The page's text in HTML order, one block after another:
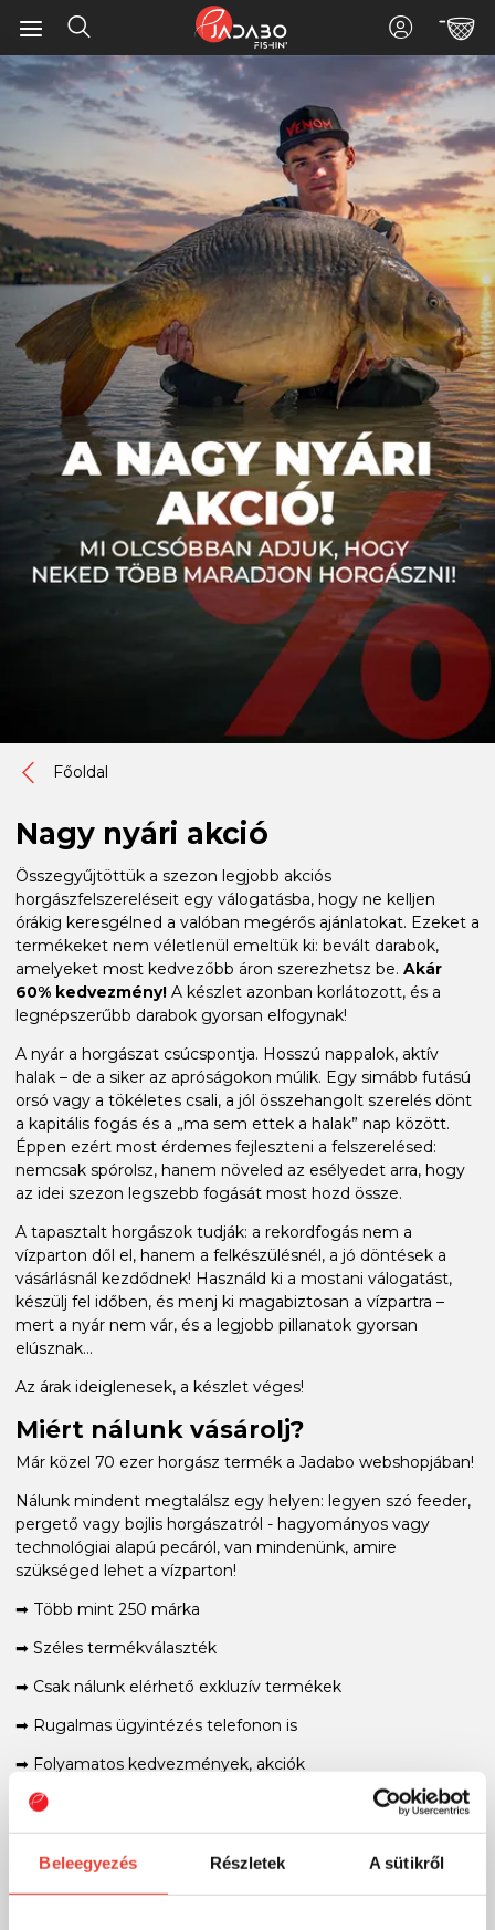
Beleegyezés Részletek A sütikről
Főoldal
Nagy nyári akció
Összegyűjtöttük a szezon legjobb akciós
horgászfelszereléseit egy válogatásba, hogy ne kelljen
órákig keresgélned a valóban megérős ajánlatokat. Ezeket a
termékeket nem véletlenül emeltük ki: bevált darabok,
amelyeket most kedvezőbb áron szerezhetsz be. Akár
60% kedvezmény! A készlet azonban korlátozott, és a
legnépszerűbb darabok gyorsan elfogynak!
A nyár a horgászat csúcspontja. Hosszú nappalok, aktív
halak – de a siker az apróságokon múlik. Egy simább futású
orsó vagy a tökéletes csali, a jól összehangolt szerelés dönt
a kapitális fogás és a „ma sem ettek a halak” nap között.
Éppen ezért most érdemes fejleszteni a felszerelésed:
nemcsak spórolsz, hanem növeled az esélyedet arra, hogy
az idei szezon legszebb fogását most hozd össze.
A tapasztalt horgászok tudják: a rekordfogás nem a
vízparton dől el, hanem a felkészülésnél, a jó döntések a
vásárlásnál kezdődnek! Használd ki a mostani válogatást,
készülj fel időben, és menj ki magabiztosan a vízpartra –
mert a nyár nem vár, és a legjobb pillanatok gyorsan
elúsznak...
Az árak ideiglenesek, a készlet véges!
Miért nálunk vásárolj?
Már közel 70 ezer horgász termék a Jadabo webshopjában!
Nálunk mindent megtalálsz egy helyen: legyen szó feeder,
pergető vagy bojlis horgászatról - hagyományos vagy
technológiai alapú pecáról, van mindenünk, amire
szükséged lehet a vízparton!
➡ Több mint 250 márka
➡ Széles termékválaszték
➡ Csak nálunk elérhető exkluzív termékek
➡ Rugalmas ügyintézés telefonon is
➡ Folyamatos kedvezmények, akciók
➡ Magyar webáruház